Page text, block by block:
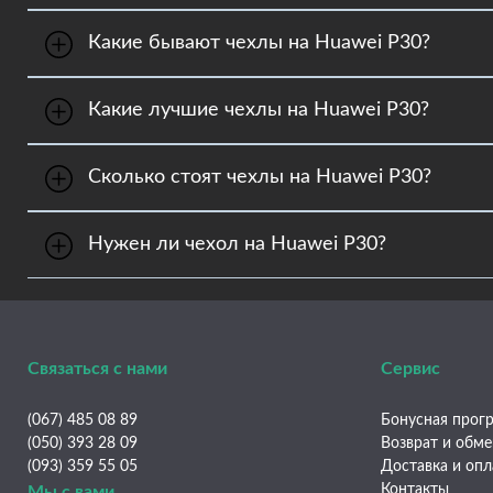
1. Онлайн через форму заказа на сайте
2. В телефонном режиме. Позвоните по
Какие бывают чехлы на Huawei P30?
универсальные чехлы. Также в магазине
Какие лучшие чехлы на Huawei P30?
Сколько стоят чехлы на Huawei P30?
Нужен ли чехол на Huawei P30?
Связаться с нами
(067) 485 08 89
(050) 393 28 09
(093) 359 55 05
Сервис
Бонусная
Возврат и
Доставка и
Контакты